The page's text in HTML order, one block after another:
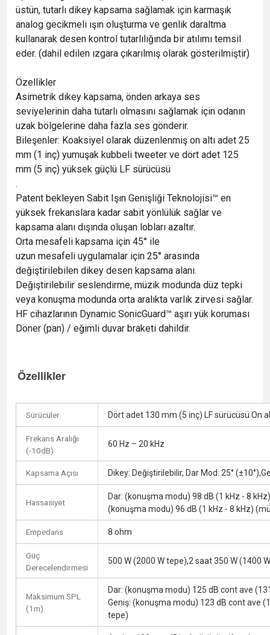
üstün, tutarlı dikey kapsama sağlamak için karmaşık
analog gecikmeli ışın oluşturma ve genlik daraltma
kullanarak desen kontrol tutarlılığında bir atılımı temsil
eder. (dahil edilen ızgara çıkarılmış olarak gösterilmiştir)
Özellikler
Asimetrik dikey kapsama, önden arkaya ses
seviyelerinin daha tutarlı olmasını sağlamak için odanın
uzak bölgelerine daha fazla ses gönderir.
Bileşenler: Koaksiyel olarak düzenlenmiş on altı adet 25
mm (1 inç) yumuşak kubbeli tweeter ve dört adet 125
mm (5 inç) yüksek güçlü LF sürücüsü
.
Patent bekleyen Sabit Işın Genişliği Teknolojisi™ en
yüksek frekanslara kadar sabit yönlülük sağlar ve
kapsama alanı dışında oluşan lobları azaltır.
Orta mesafeli kapsama için 45° ile
uzun mesafeli uygulamalar için 25° arasında
değiştirilebilen dikey desen kapsama alanı.
Değiştirilebilir seslendirme, müzik modunda düz tepki
veya konuşma modunda orta aralıkta varlık zirvesi sağlar.
HF cihazlarının Dynamic SonicGuard™ aşırı yük koruması
Döner (pan) / eğimli duvar braketi dahildir.
Özellikler
Sürücüler Dört adet 130 mm (5 inç) LF sürücüsü On
Frekans Aralığı
(-10dB)
60 Hz – 20 kHz
Kapsama Açısı Dikey: Değiştirilebilir, Dar Mod: 25°
Hassasiyet
Dar: (konuşma modu) 98 dB (1 kHz - 8
(konuşma modu) 96 dB (1 kHz - 8 kHz)
Empedans 8 ohm
Güç
Derecelendirmesi
500 W (2000 W tepe),2 saat 350 W (1400
Maksimum SPL
(1m)
Dar: (konuşma modu) 125 dB cont ave
Geniş: (konuşma modu) 123 dB cont ave
tepe)